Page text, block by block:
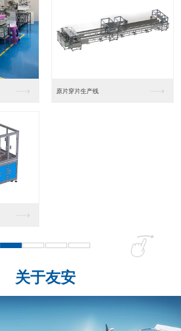
原片穿片生产线
关于友安